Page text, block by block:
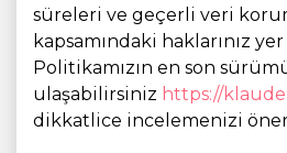
süreleri ve geçerli veri
kapsamındaki haklarınız
Politikamızın en son
ulaşabilirsiniz https://
dikkatlice incelemenizi